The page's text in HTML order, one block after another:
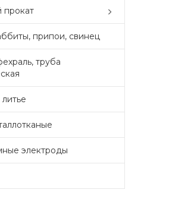
прокат
припои, свинец
труба
электроды